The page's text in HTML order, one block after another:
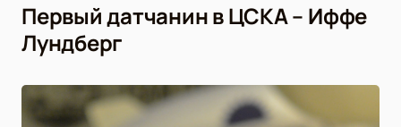
Первый датчанин в ЦСКА – Иффе
Лундберг